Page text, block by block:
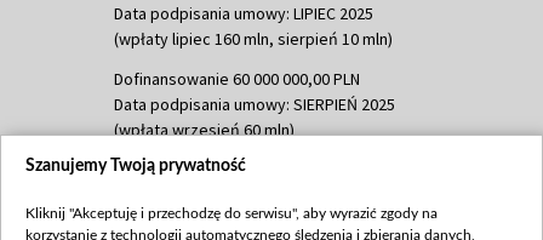
Data podpisania umowy: LIPIEC 2025
(wpłaty lipiec 160 mln, sierpień 10 mln)
Dofinansowanie 60 000 000,00 PLN
Data podpisania umowy: SIERPIEŃ 2025
(wpłata wrzesień 60 mln)
Dofinansowanie 635 783 051,21 PLN
(wpłata wrzesień 100 mln, październik 350
Szanujemy Twoją prywatność
Kliknij "Akceptuję i przechodzę do serwisu", aby wyrazić zgody na
korzystanie z technologii automatycznego śledzenia i zbierania danych,